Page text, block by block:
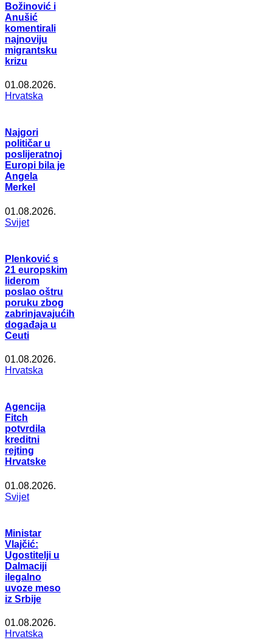
Božinović i
Anušić
komentirali
najnoviju
migrantsku
krizu
01.08.2026.
Hrvatska
Najgori
političar u
poslijeratnoj
Europi bila je
Angela
Merkel
01.08.2026.
Svijet
Plenković s
21 europskim
liderom
poslao oštru
poruku zbog
zabrinjavajućih
događaja u
Ceuti
01.08.2026.
Hrvatska
Agencija
Fitch
potvrdila
kreditni
rejting
Hrvatske
01.08.2026.
Svijet
Ministar
Vlajčić:
Ugostitelji u
Dalmaciji
ilegalno
uvoze meso
iz Srbije
01.08.2026.
Hrvatska